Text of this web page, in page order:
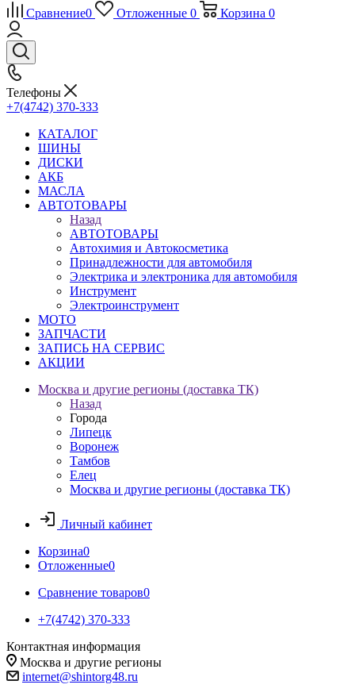
Сравнение0 Отложенные 0 Корзина 0
Телефоны
+7(4742) 370-333
КАТАЛОГ
ШИНЫ
ДИСКИ
АКБ
МАСЛА
АВТОТОВАРЫ
Назад
АВТОТОВАРЫ
Автохимия и Автокосметика
Принадлежности для автомобиля
Электрика и электроника для автомобиля
Инструмент
Электроинструмент
МОТО
ЗАПЧАСТИ
ЗАПИСЬ НА СЕРВИС
АКЦИИ
Москва и другие регионы (доставка ТК)
Назад
Города
Липецк
Воронеж
Тамбов
Елец
Москва и другие регионы (доставка ТК)
Личный кабинет
Корзина0
Отложенные0
Сравнение товаров0
+7(4742) 370-333
Контактная информация
Москва и другие регионы
internet@shintorg48.ru